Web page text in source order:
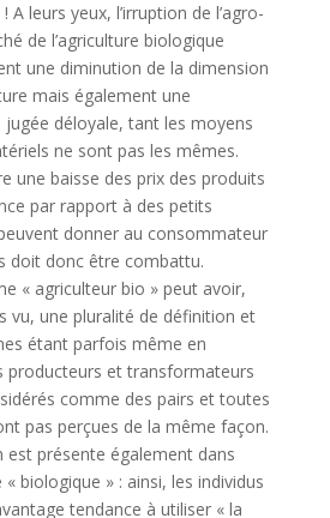
leurs yeux, l’irruption de l’agro-
de l’agriculture biologique
une diminution de la dimension
mais également une
déloyale, tant les moyens
ne sont pas les mêmes.
une baisse des prix des produits
par rapport à des petits
donner au consommateur
doit donc être combattu.
« agriculteur bio » peut avoir,
vu, une pluralité de définition et
étant parfois même en
producteurs et transformateurs
comme des pairs et toutes
pas perçues de la même façon.
est présente également dans
biologique » : ainsi, les individus
tendance à utiliser « la